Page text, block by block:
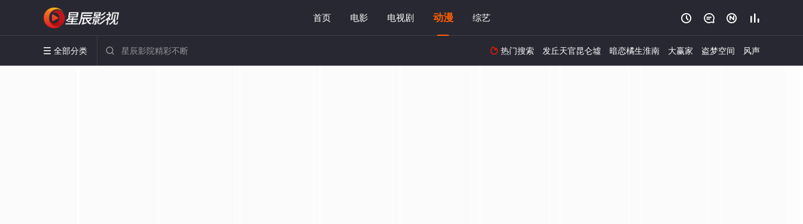
首页 电影 电视剧 动漫 综艺    
 全部分类   热门搜索 发丘天官昆仑墟 暗恋橘生淮南 大赢家 盗梦空间 风声